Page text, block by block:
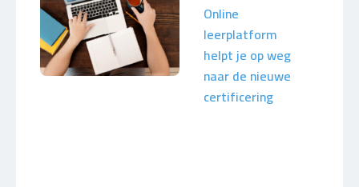
Online
leerplatform
helpt je op weg
naar de nieuwe
certificering